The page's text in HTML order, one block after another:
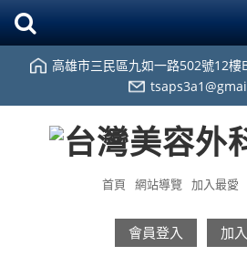
高雄市三民區九如一路502號12樓
首頁 網站導覽 加入最愛
會員登入 加